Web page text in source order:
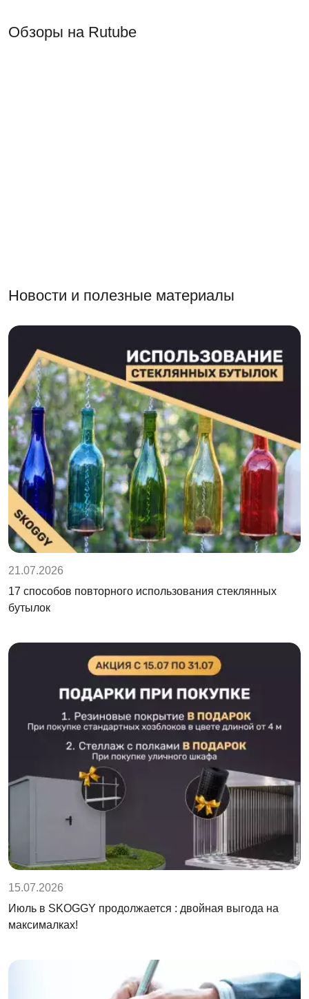
Обзоры на Rutube
Новости и полезные материалы
21.07.2026
17 способов повторного использования стеклянных
бутылок
15.07.2026
Июль в SKOGGY продолжается : двойная выгода на
максималках!